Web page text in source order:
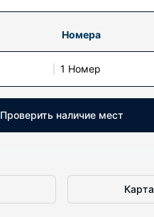
Номера
1 Номер
Проверить наличие мест
Карта